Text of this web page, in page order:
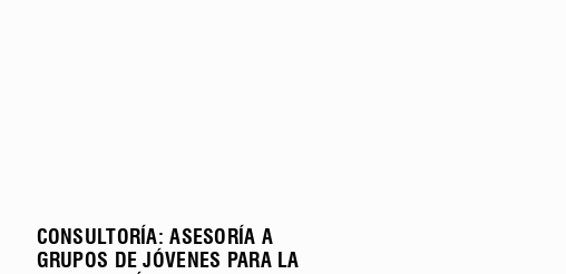
CONSULTORÍA: ASESORÍA A
GRUPOS DE JÓVENES PARA LA